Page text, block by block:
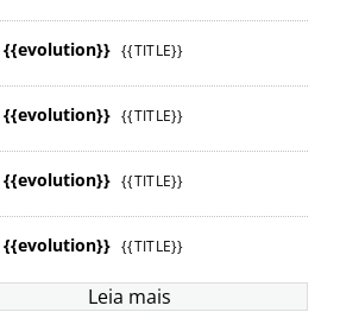
{{evolution}} {{TITLE}}
{{evolution}} {{TITLE}}
{{evolution}} {{TITLE}}
{{evolution}} {{TITLE}}
Leia mais